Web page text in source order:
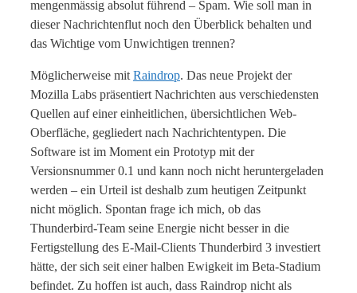
mengenmässig absolut führend – Spam. Wie soll man in
dieser Nachrichtenflut noch den Überblick behalten und
das Wichtige vom Unwichtigen trennen?
Möglicherweise mit Raindrop. Das neue Projekt der
Mozilla Labs präsentiert Nachrichten aus verschiedensten
Quellen auf einer einheitlichen, übersichtlichen Web-
Oberfläche, gegliedert nach Nachrichtentypen. Die
Software ist im Moment ein Prototyp mit der
Versionsnummer 0.1 und kann noch nicht heruntergeladen
werden – ein Urteil ist deshalb zum heutigen Zeitpunkt
nicht möglich. Spontan frage ich mich, ob das
Thunderbird-Team seine Energie nicht besser in die
Fertigstellung des E-Mail-Clients Thunderbird 3 investiert
hätte, der sich seit einer halben Ewigkeit im Beta-Stadium
befindet. Zu hoffen ist auch, dass Raindrop nicht als